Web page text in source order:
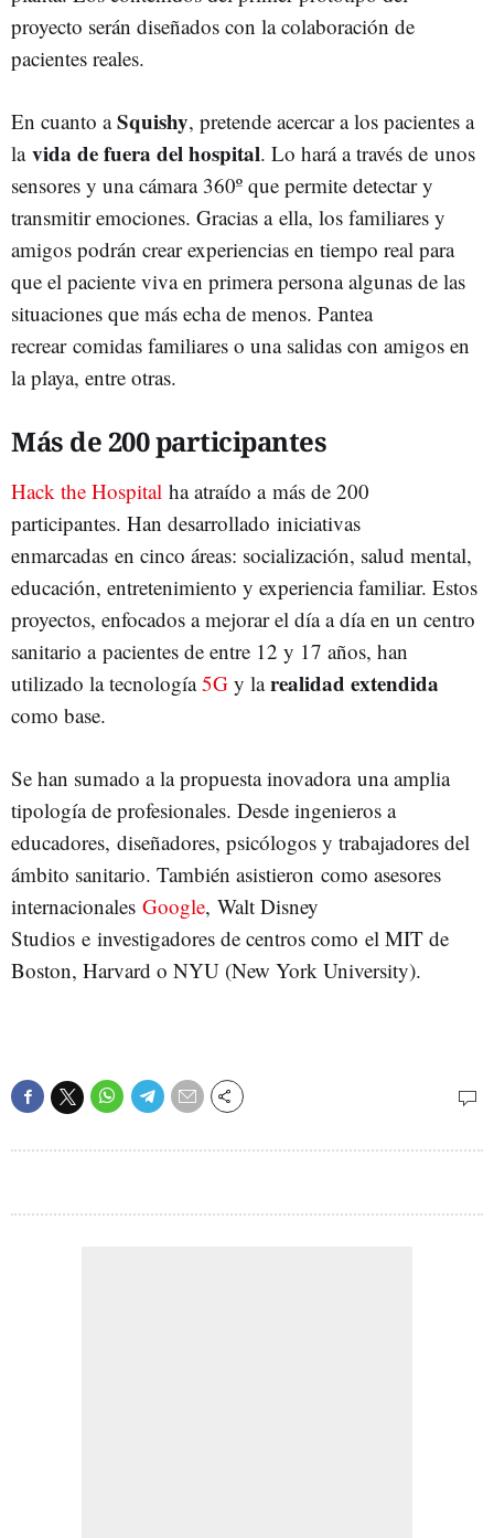
proyecto serán diseñados con la colaboración de
pacientes reales.
En cuanto aSquishy, pretende acercar a los pacientes a
lavida de fuera del hospital. Lo hará a través de unos
sensores y una cámara 360º que permite detectar y
transmitir emociones. Gracias a ella, los familiares y
amigos podrán crear experiencias en tiempo real para
que el paciente viva en primera persona algunas de las
situaciones que más echa de menos. Pantea
recrear comidas familiares o una salidas con amigos en
la playa, entre otras.
Más de 200 participantes
Hack the Hospital ha atraído a más de 200
participantes. Han desarrollado iniciativas
enmarcadas en cinco áreas: socialización, salud mental,
educación, entretenimiento y experiencia familiar. Estos
proyectos, enfocados a mejorar el día a día en un centro
sanitario a pacientes de entre 12 y 17 años, han
utilizado la tecnología5G y larealidad extendida
como base.
Se han sumado a la propuesta inovadora una amplia
tipología de profesionales. Desde ingenieros a
educadores, diseñadores, psicólogos y trabajadores del
ámbito sanitario. También asistieron como asesores
internacionales Google, Walt Disney
Studios e investigadores de centros como el MIT de
Boston, Harvard o NYU (New York University).